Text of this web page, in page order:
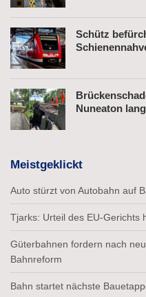
Schütz
Nuneaton
Meistgeklickt
Auto stürzt von Autobahn auf
Tjarks: Urteil des EU-Gerichts
Güterbahnen fordern nach
Bahnreform
Bahn startet nächste